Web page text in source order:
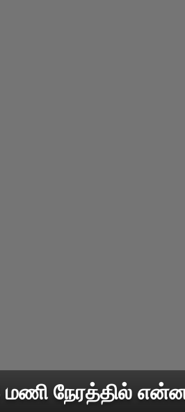
நேரத்தில்